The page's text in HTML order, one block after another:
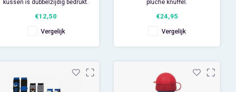
kussen is dubbelzijdig bedrukt.
sierkussen is ca. 35 x 35 cm.
€12,50
Vergelijk
pluche knuffel.
€24,95
Vergelijk